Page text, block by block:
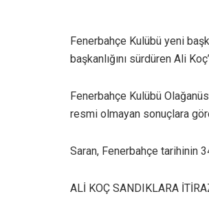
Fenerbahçe Kulübü yeni
başkanlığını sürdüren Ali
Fenerbahçe Kulübü
resmi olmayan sonuçlara
Saran, Fenerbahçe tarihinin
ALİ KOÇ SANDIKLARA